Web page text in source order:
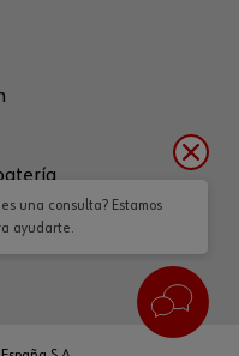
una consulta? Estamos
ayudarte.